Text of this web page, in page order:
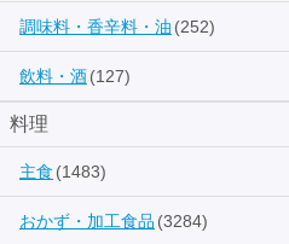
調味料・香辛料・油 (252)
飲料・酒(127)
料理
主食 (1483)
おかず・加工食品 (3284)